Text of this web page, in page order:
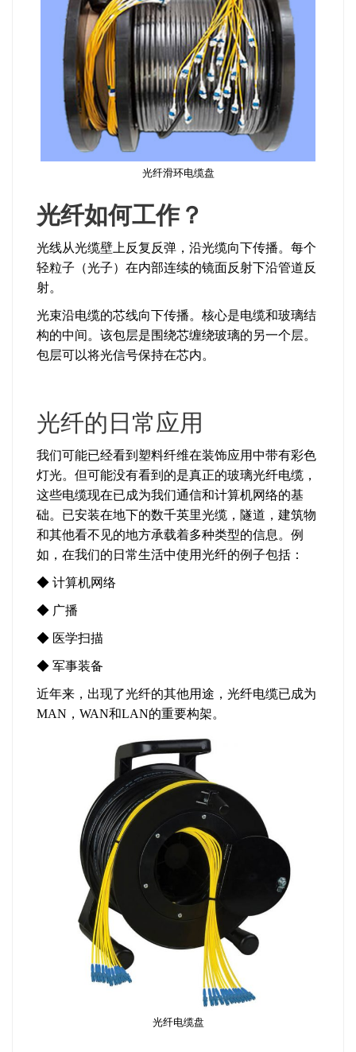
光纤滑环电缆盘
光纤如何工作？
光线从光缆壁上反复反弹，沿光缆向下传播。每个
轻粒子（光子）在内部连续的镜面反射下沿管道反
射。
光束沿电缆的芯线向下传播。核心是电缆和玻璃结
构的中间。该包层是围绕芯缠绕玻璃的另一个层。
包层可以将光信号保持在芯内。
光纤的日常应用
我们可能已经看到塑料纤维在装饰应用中带有彩色
灯光。但可能没有看到的是真正的玻璃光纤电缆，
这些电缆现在已成为我们通信和计算机网络的基
础。已安装在地下的数千英里光缆，隧道，建筑物
和其他看不见的地方承载着多种类型的信息。例
如，在我们的日常生活中使用光纤的例子包括：
◆ 计算机网络
◆ 广播
◆ 医学扫描
◆ 军事装备
近年来，出现了光纤的其他用途 ，光纤电缆已成为
MAN，WAN和LAN的重要构架。
光纤电缆盘